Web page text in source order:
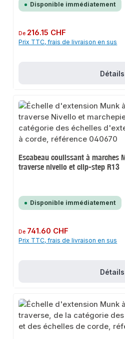
Disponible immédiatement
Prix régulier :
De 216.15 CHF
Prix TTC, frais de livraison en sus
Détails
Escabeau coulissant à marches
traverse nivello et clip-step R13
Disponible immédiatement
Prix régulier :
De 741.60 CHF
Prix TTC, frais de livraison en sus
Détails